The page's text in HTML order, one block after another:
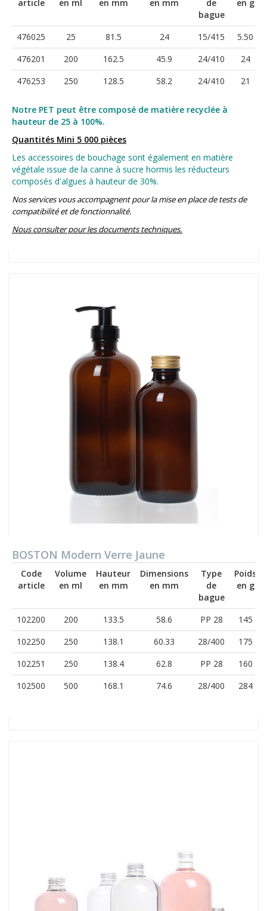
article en ml en mm en mm
de
bague
en g
476025 25 81.5 24 15/415
5.50
476201
200 162.5 45.9 24/410
24
476253
250 128.5 58.2 24/410 21
Notre PET peut être composé de matière recyclée à
hauteur de 25 à 100%.
Quantités Mini 5 000 pièces
Les accessoires de bouchage sont également en matière
végétale issue de la canne à sucre hormis les réducteurs
composés d'algues à hauteur de 30%.
Nos services vous accompagnent pour la mise en place de tests de
compatibilité et de fonctionnalité.
Nous consulter pour les documents techniques.
BOSTON Modern Verre Jaune
Code
article
Volume
en ml
Hauteur
en mm
Dimensions
en mm
Type
de
bague
Poids
en g
102200 200 133.5 58.6 PP 28
145
102250
250 138.1 60.33 28/400
175
102251
250 138.4 62.8 PP 28
160
102500
500 168.1 74.6 28/400 284